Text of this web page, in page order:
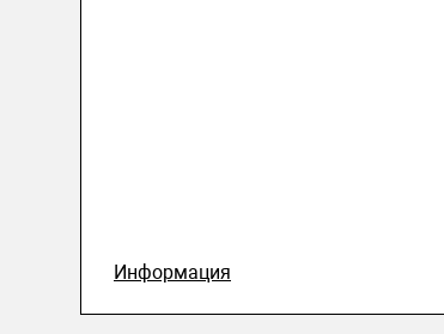
Информация